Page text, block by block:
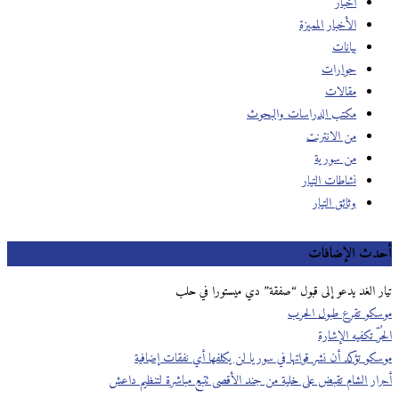
الأخبار المميزة
بيانات
حوارات
مقالات
مكتب الدراسات والبحوث
من الانترنت
من سورية
نشاطات التيار
وثائق التيار
أحدث الإضافات
تيار الغد يدعو إلى قبول “صفقة” دي ميستورا في حلب
موسكو تقرع طبول الحرب
الحُرّ تكفيه الإشارة
موسكو تؤكد أن نشر قواتها في سوريا لن يكلفها أي نفقات إضافية
أحرار الشام تقبض على خلية من جند الأقصى تتبع مباشرة لتنظيم داعش